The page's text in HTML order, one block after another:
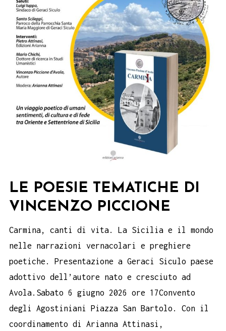
LE POESIE TEMATICHE DI
VINCENZO PICCIONE
Carmina, canti di vita. La Sicilia e il mondo
nelle narrazioni vernacolari e preghiere
poetiche. Presentazione a Geraci Siculo paese
adottivo dell’autore nato e cresciuto ad
Avola.Sabato 6 giugno 2026 ore 17Convento
degli Agostiniani Piazza San Bartolo. Con il
coordinamento di Arianna Attinasi,